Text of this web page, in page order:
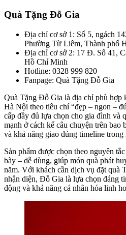
Quà Tặng Đỗ Gia
Địa chỉ cơ sở 1: Số 5, ngách
Phường Từ Liêm, Thành phố
Địa chỉ cơ sở 2: 17 Đ. Số 41,
Hồ Chí Minh
Hotline: 0328 999 820
Fanpage: Quà Tặng Đỗ Gia
Quà Tặng Đỗ Gia là địa chỉ phù hợp
Hà Nội theo tiêu chí “đẹp – ngon –
cấp đầy đủ lựa chọn cho gia đình và
mạnh ở cách kể câu chuyện trên bao
và khả năng giao đúng timeline trong
Sản phẩm được chọn theo nguyên
bày – dễ dùng, giúp món quà phát
năm. Với khách cần dịch vụ đặt quà
nhận diện, Đỗ Gia là lựa chọn đáng
động và khả năng cá nhân hóa linh